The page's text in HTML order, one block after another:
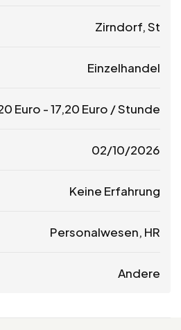
Zirndorf, St
Einzelhandel
Euro -17,20 Euro / Stunde
02/10/2026
Keine Erfahrung
Personalwesen, HR
Andere